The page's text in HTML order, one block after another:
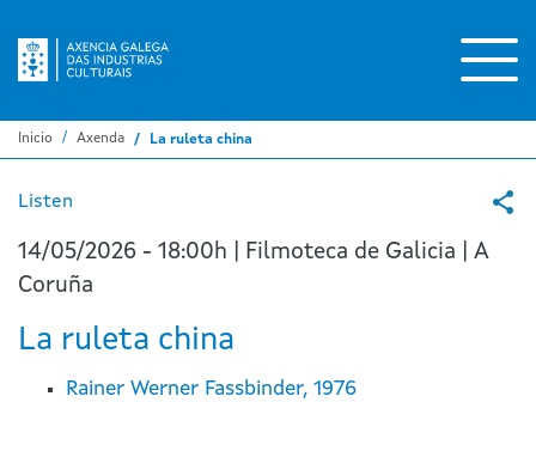
Inicio Axenda La ruleta china
Listen
14/05/2026 - 18:00h | Filmoteca de Galicia | A
Coruña
La ruleta china
Rainer Werner Fassbinder, 1976